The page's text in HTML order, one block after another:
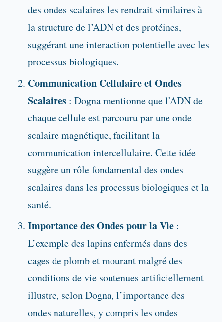
des ondes scalaires les rendrait similaires à
la structure de l’ADN et des protéines,
suggérant une interaction potentielle avec les
processus biologiques.
Communication Cellulaire et Ondes
Scalaires: Dogna mentionne que l’ADN de
chaque cellule est parcouru par une onde
scalaire magnétique, facilitant la
communication intercellulaire. Cette idée
suggère un rôle fondamental des ondes
scalaires dans les processus biologiques et la
santé.
Importance des Ondes pour la Vie:
L’exemple des lapins enfermés dans des
cages de plomb et mourant malgré des
conditions de vie soutenues artificiellement
illustre, selon Dogna, l’importance des
ondes naturelles, y compris les ondes